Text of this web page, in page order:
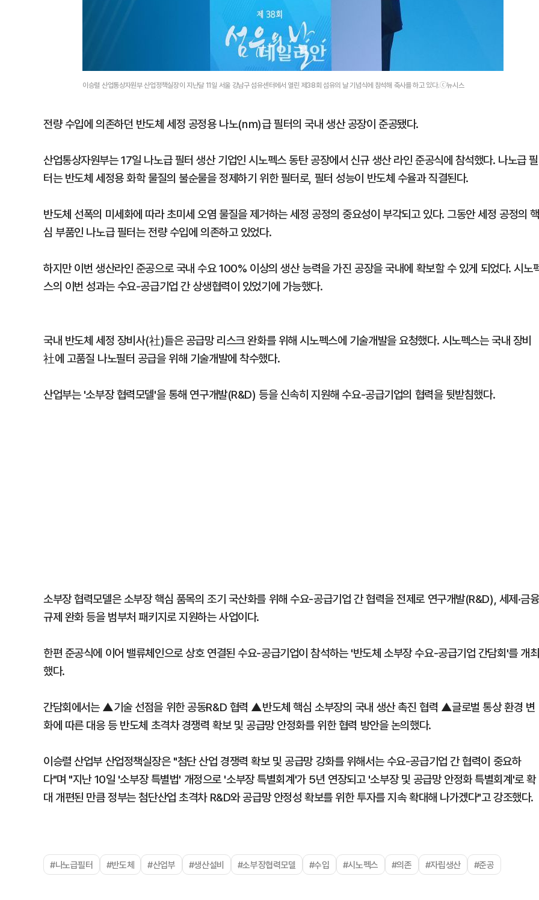
이승렬 산업통상자원부 산업정책실장이 지난달 11일 서울 강남구 섬유센터에서 열린 제38회 섬유의 날 기념식에 참석해 축사를 하고 있다.ⓒ뉴시스
전량 수입에 의존하던 반도체 세정 공정용 나노(㎚)급 필터의 국내 생산 공장이 준공됐다.
산업통상자원부는 17일 나노급 필터 생산 기업인 시노펙스 동탄 공장에서 신규 생산 라인 준공식에 참석했다. 나노급 필
터는 반도체 세정용 화학 물질의 불순물을 정제하기 위한 필터로, 필터 성능이 반도체 수율과 직결된다.
반도체 선폭의 미세화에 따라 초미세 오염 물질을 제거하는 세정 공정의 중요성이 부각되고 있다. 그동안 세정 공정의
심 부품인 나노급 필터는 전량 수입에 의존하고 있었다.
하지만 이번 생산라인 준공으로 국내 수요 100% 이상의 생산 능력을 가진 공장을 국내에 확보할 수 있게 되었다. 시노
스의 이번 성과는 수요-공급기업 간 상생협력이 있었기에 가능했다.
국내 반도체 세정 장비사(社)들은 공급망 리스크 완화를 위해 시노펙스에 기술개발을 요청했다. 시노펙스는 국내 장비
社에 고품질 나노필터 공급을 위해 기술개발에 착수했다.
산업부는 '소부장 협력모델'을 통해 연구개발(R&D) 등을 신속히 지원해 수요-공급기업의 협력을 뒷받침했다.
소부장 협력모델은 소부장 핵심 품목의 조기 국산화를 위해 수요-공급기업 간 협력을 전제로 연구개발(R&D), 세제·금
규제 완화 등을 범부처 패키지로 지원하는 사업이다.
한편 준공식에 이어 밸류체인으로 상호 연결된 수요-공급기업이 참석하는 '반도체 소부장 수요-공급기업 간담회'를 개최
했다.
간담회에서는 ▲기술 선점을 위한 공동R&D 협력 ▲반도체 핵심 소부장의 국내 생산 촉진 협력 ▲글로벌 통상 환경 변
화에 따른 대응 등 반도체 초격차 경쟁력 확보 및 공급망 안정화를 위한 협력 방안을 논의했다.
이승렬 산업부 산업정책실장은 "첨단 산업 경쟁력 확보 및 공급망 강화를 위해서는 수요-공급기업 간 협력이 중요하
다"며 "지난 10일 '소부장 특별법' 개정으로 '소부장 특별회계'가 5년 연장되고 '소부장 및 공급망 안정화 특별회계'로 확
대 개편된 만큼 정부는 첨단산업 초격차 R&D와 공급망 안정성 확보를 위한 투자를 지속 확대해 나가겠다"고 강조했다.
#나노급필터 #반도체 #산업부 #생산설비 #소부장협력모델 #수입 #시노펙스 #의존 #자립생산 #준공